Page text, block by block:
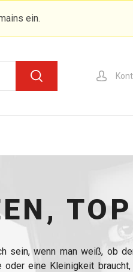
ein.
TOP
sein, wenn man weiß, ob
eine Kleinigkeit